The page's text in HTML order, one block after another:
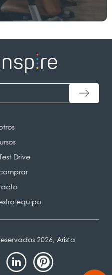
Drive
equipo
2026, Arista